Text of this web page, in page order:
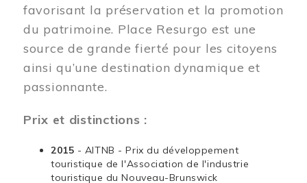
favorisant la préservation et la promotion
du patrimoine. Place Resurgo est une
source de grande fierté pour les citoyens
ainsi qu’une destination dynamique et
passionnante.
Prix et distinctions :
2015 - AITNB - Prix du développement
touristique de l'Association de l'industrie
touristique du Nouveau-Brunswick